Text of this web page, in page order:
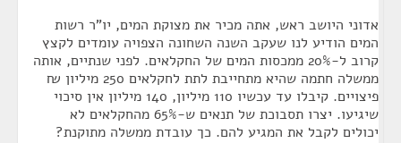
אדוני היושב ראש, אתה מכיר את מצוקת המים, יו"ר רשות
המים הודיע לנו שעקב השנה השחונה הצפויה עומדים לקצץ
קרוב ל-20% ממכסות המים של החקלאים. לפני שנתיים, אותה
ממשלה חתמה שהיא מתחייבת לתת לחקלאים 250 מיליון ₪
פיצויים. קיבלו עד עכשיו 110 מיליון, 140 מיליון אין סיכוי
שיגיעו. יצרו תסבוכת של תנאים ש-65% מהחקלאים לא
יכולים לקבל את המגיע להם. כך עובדת ממשלה מתוקנת?